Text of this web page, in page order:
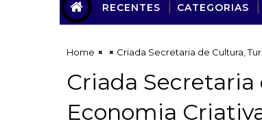
RECENTES CATEGORIAS
Home Criada Secretaria de Cultura,
Criada
Economia